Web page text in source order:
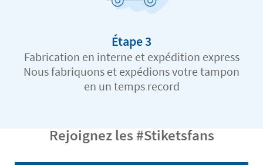
Étape 3
Fabrication en interne et expédition express
Nous fabriquons et expédions votre tampon
en un temps record
Rejoignez les #Stiketsfans